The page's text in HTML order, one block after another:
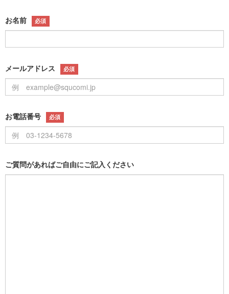
お名前 必須
メールアドレス 必須
お電話番号 必須
ご質問があればご自由にご記入ください